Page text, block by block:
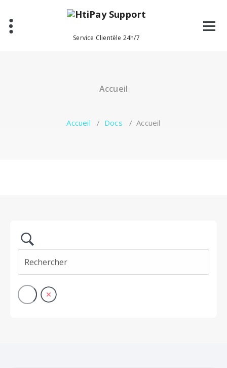
contenu
Service Clientèle 24h/7
Accueil
Accueil / Docs /Accueil